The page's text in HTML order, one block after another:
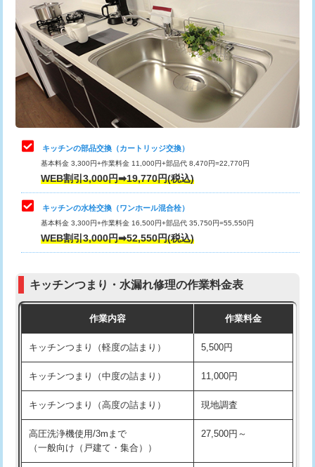
給水管工事※（支持金具設置) 5,500円
給水管工事※（保温材使用（バンド止
め込み）)
5,500円
給水管工事※（土の掘削・埋め戻し作
11,000円
給水管工事※（塩ビ管（VP・HI）使
用/3ｍまで)
給水管工事※（塩ビ管（VP・HI）使
用（追加）/3ｍ超え)
給水管工事※（ライニング鋼管・銅
管・ポリ管・HT管使用/3ｍまで)
44,000円
管・ポリ管・HT管使用/3ｍ超え)
排水管工事（土の掘削・埋め戻し作
11,000円~
排水管工事（排水管工事/3ｍまで） 55,000円
排水管工事（追加 排水管工事/3ｍ超
+11,000円
マス交換（土の掘削・埋め戻し作業）
マス交換（深さ50㎝未満）
カメラ調査 33,000円
桝清掃 8,800円
止水・漏水調査・防水処理・清掃・修
理・調整・分解・加工など（軽作業）
11,000円
止水・漏水調査・防水処理・清掃・修
理・調整・分解・加工など（中作業）
22,000円
止水・漏水調査・防水処理・清掃・修
理・調整・分解・加工など（重作業）
33,000円
お風呂タンク脱着
その他部品の脱着
式・ワンホール）)
交換・取付(排水栓・排水トラップ
22,000円+材料費
持込商品取付（単水栓）
キッチンの部品交換（カートリッジ交換）
基本料金 3,300円+作業料金 11,000円+部品代 8,470円=22,770円
WEB割引3,000円➡19,770円(税込)
キッチンの水栓交換（ワンホール混合栓）
基本料金 3,300円+作業料金 16,500円+部品代 35,750円=55,550円
WEB割引3,000円➡52,550円(税込)
キッチンつまり・水漏れ修理の作業料金表
作業内容 作業料金
キッチンつまり（軽度の詰まり） 5,500円
キッチンつまり（中度の詰まり） 11,000円
キッチンつまり（高度の詰まり） 現地調査
高圧洗浄機使用/3mまで
（一般向け（戸建て・集合））
27,500円～